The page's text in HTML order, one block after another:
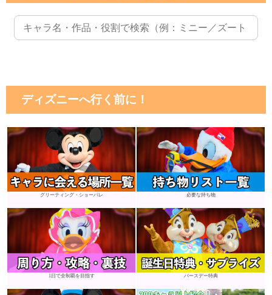
ディズニーへ行く前に！
グリーティング・ショーパレ 必要な持ち物
1日で全制覇を目指す バースデー特典